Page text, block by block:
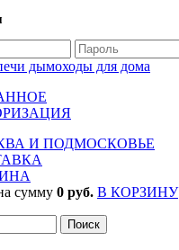
И ПОДМОСКОВЬЕ
сумму 0 руб. В КОРЗИНУ